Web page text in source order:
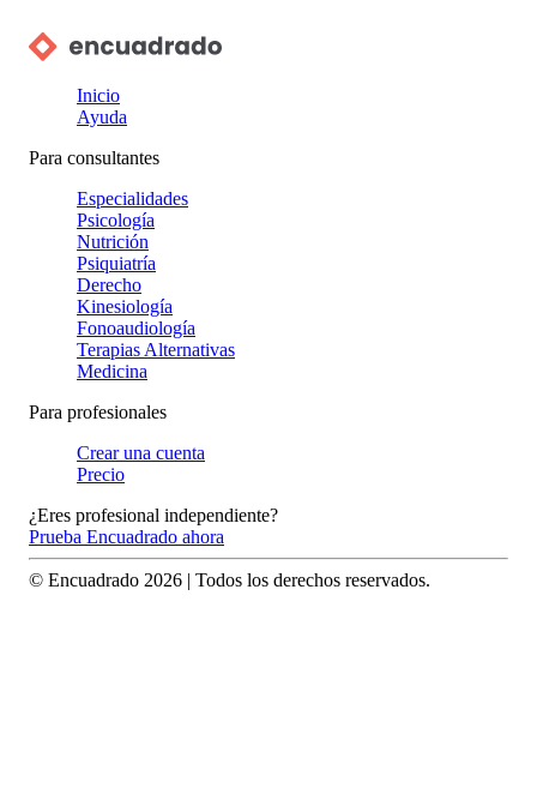
Inicio
Ayuda
Para consultantes
Especialidades
Psicología
Nutrición
Psiquiatría
Derecho
Kinesiología
Fonoaudiología
Terapias Alternativas
Medicina
Para profesionales
Crear una cuenta
Precio
¿Eres profesional independiente?
Prueba Encuadrado ahora
© Encuadrado 2026 | Todos los derechos reservados.